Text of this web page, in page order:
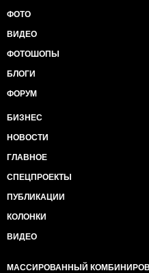
ФОТО
ВИДЕО
ФОТОШОПЫ
БЛОГИ
ФОРУМ
БИЗНЕС
НОВОСТИ
ГЛАВНОЕ
СПЕЦПРОЕКТЫ
ПУБЛИКАЦИИ
КОЛОНКИ
ВИДЕО
МАССИРОВАННЫЙ